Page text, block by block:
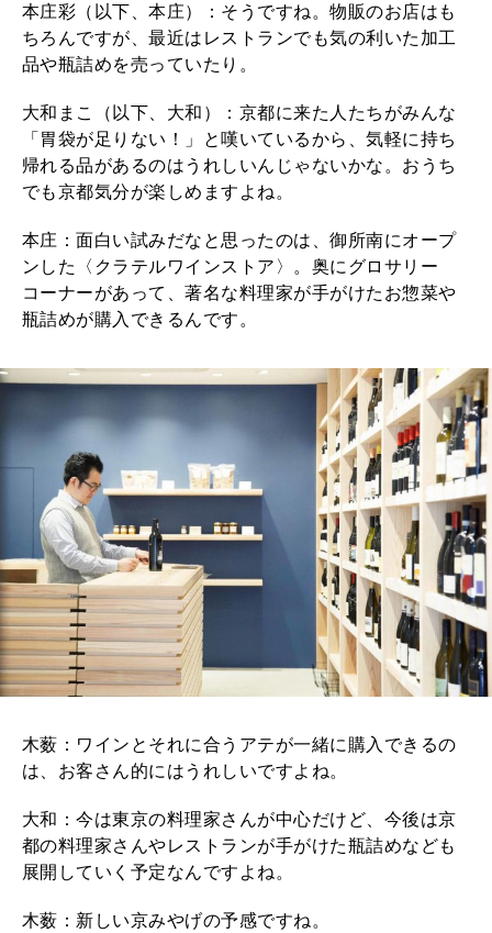
2026年7月号「鎌倉 ローカルが 教えてくれた 本当の歩き方。」
2026年5月号「“大好き”に出会いに。韓国」
2026年4月号「未来をつくる、学びの教科書。」
2026年3月号「スイーツ予想図 2026」
2026年2月号「良運を掴む 新・開運術。」
2025年12月号「お酒の新常識。」
MAGAZINE MOOK
FOLLOW US!
本庄彩（以下、本庄）：そうですね。物販のお店はも
ちろんですが、最近はレストランでも気の利いた加工
品や瓶詰めを売っていたり。
大和まこ（以下、大和）：京都に来た人たちがみんな
「胃袋が足りない！」と嘆いているから、気軽に持ち
帰れる品があるのはうれしいんじゃないかな。おうち
でも京都気分が楽しめますよね。
本庄：面白い試みだなと思ったのは、御所南にオープ
ンした〈クラテルワインストア〉。奥にグロサリー
コーナーがあって、著名な料理家が手がけたお惣菜や
瓶詰めが購入できるんです。
木薮：ワインとそれに合うアテが一緒に購入できるの
は、お客さん的にはうれしいですよね。
大和：今は東京の料理家さんが中心だけど、今後は京
都の料理家さんやレストランが手がけた瓶詰めなども
展開していく予定なんですよね。
木薮：新しい京みやげの予感ですね。